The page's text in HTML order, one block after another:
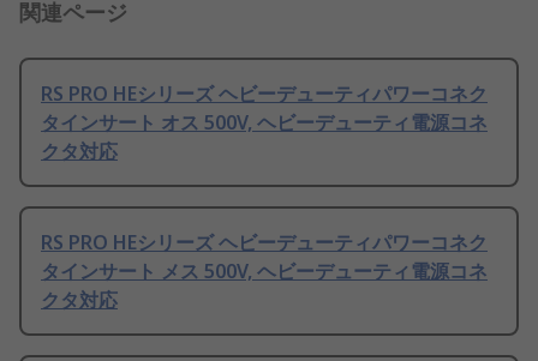
関連ページ
RS PRO HEシリーズ ヘビーデューティパワーコネク
タインサート オス 500V, ヘビーデューティ電源コネ
クタ対応
RS PRO HEシリーズ ヘビーデューティパワーコネク
タインサート メス 500V, ヘビーデューティ電源コネ
クタ対応